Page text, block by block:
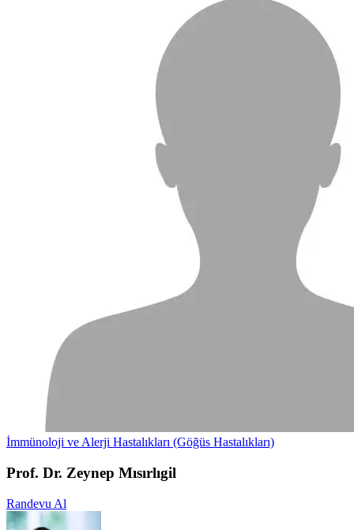
İmmünoloji ve Alerji Hastalıkları (Göğüs Hastalıkları)
Prof. Dr. Zeynep Mısırlıgil
Randevu Al